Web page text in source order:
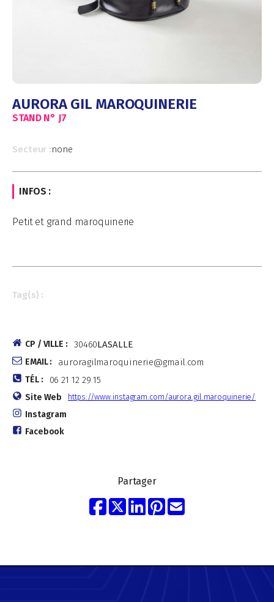
AURORA GIL MAROQUINERIE
STAND N° J7
Secteur :none
INFOS :
Petit et grand maroquinerie
Tag(s) :
CP / VILLE : 30460LASALLE
EMAIL : auroragilmaroquinerie@gmail.com
TÉL : 06 21 12 29 15
Site Web https://www.instagram.com/aurora.gil.maroquinerie/
Instagram
Facebook
Partager